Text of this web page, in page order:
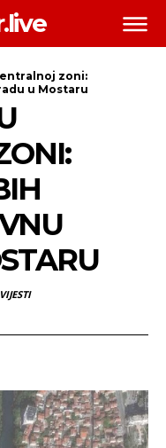
zoni:
u Mostaru